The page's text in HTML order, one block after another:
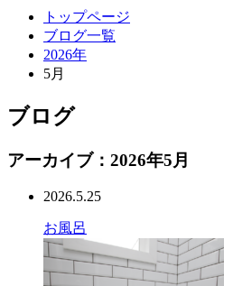
トップページ
ブログ一覧
2026年
5月
ブログ
アーカイブ：2026年5月
2026.5.25
お風呂